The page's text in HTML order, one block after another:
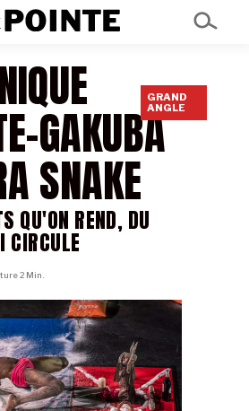
NOUS
GAKUBA
SNAKE
QU'ON REND, DU
CIRCULE
GRAND
ANGLE
2 Min.